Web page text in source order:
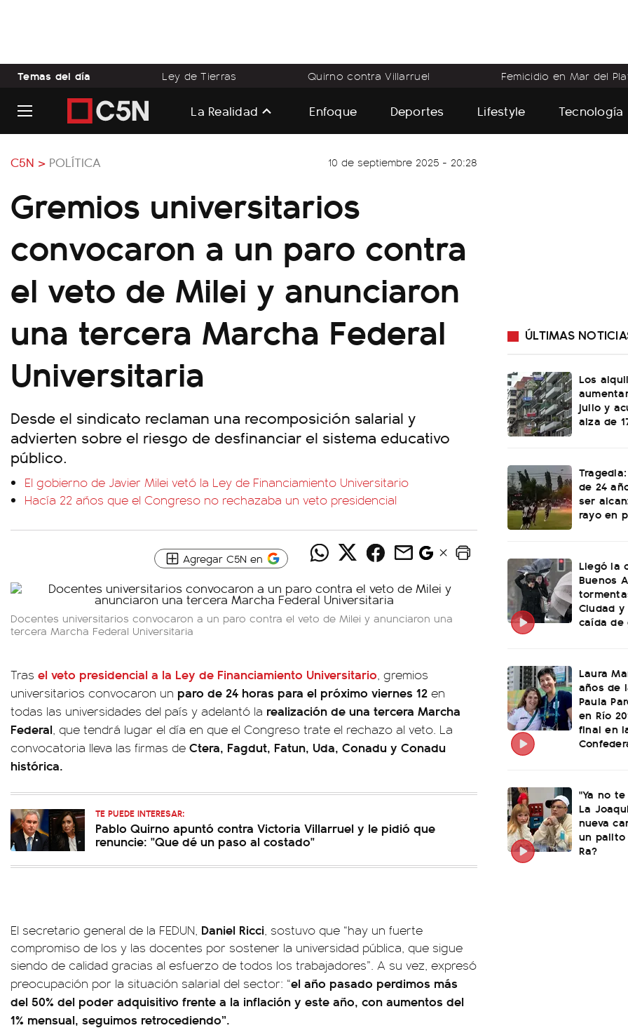
Temas del día Ley de Tierras Quirno contra Villarruel Femicidio en Mar del
La Realidad Enfoque Deportes Lifestyle Tecnología
C5N > POLÍTICA 10 de septiembre 2025 - 20:28
Gremios universitarios
convocaron a un paro contra
el veto de Milei y anunciaron
una tercera Marcha Federal
Universitaria
Desde el sindicato reclaman una recomposición salarial y
advierten sobre el riesgo de desfinanciar el sistema educativo
público.
El gobierno de Javier Milei vetó la Ley de Financiamiento Universitario
Hacía 22 años que el Congreso no rechazaba un veto presidencial
Agregar C5N en
Docentes universitarios convocaron a un paro contra el veto de Milei y anunciaron una
tercera Marcha Federal Universitaria
Tras el veto presidencial a la Ley de Financiamiento Universitario, gremios
universitarios convocaron un paro de 24 horas para el próximo viernes 12 en
todas las universidades del país y adelantó la realización de una tercera Marcha
Federal, que tendrá lugar el día en que el Congreso trate el rechazo al veto. La
convocatoria lleva las firmas de Ctera, Fagdut, Fatun, Uda, Conadu y Conadu
histórica.
TE PUEDE INTERESAR:
Pablo Quirno apuntó contra Victoria Villarruel y le pidió que
renuncie: "Que dé un paso al costado"
El secretario general de la FEDUN, Daniel Ricci, sostuvo que “hay un fuerte
compromiso de los y las docentes por sostener la universidad pública, que sigue
siendo de calidad gracias al esfuerzo de todos los trabajadores”. A su vez, expresó
preocupación por la situación salarial del sector: “el año pasado perdimos más
del 50% del poder adquisitivo frente a la inflación y este año, con aumentos del
1% mensual, seguimos retrocediendo”.
ÚLTIMAS
Los
julio y
alza de
de 24
ser
rayo en
Llegó la
Buenos
Ciudad
caída de
Laura
años de
Paula
en Río
final en
"Ya no
La
nueva
un palito
Ra?